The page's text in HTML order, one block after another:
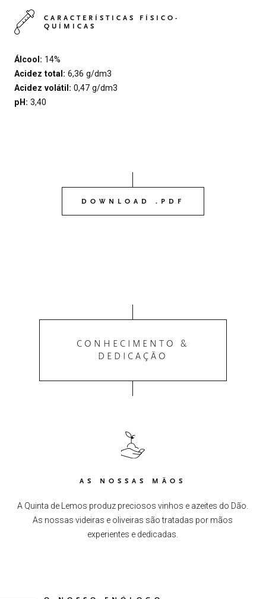
CARACTERÍSTICAS FÍSICO-
QUÍMICAS
Álcool: 14%
Acidez total: 6,36 g/dm3
Acidez volátil: 0,47 g/dm3
pH: 3,40
DOWNLOAD .PDF
CONHECIMENTO &
DEDICAÇÃO
AS NOSSAS MÃOS
A Quinta de Lemos produz preciosos vinhos e azeites do Dão.
As nossas videiras e oliveiras são tratadas por mãos
experientes e dedicadas.